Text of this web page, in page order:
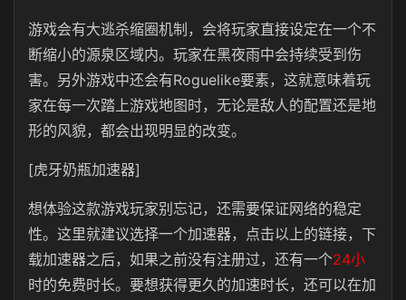
游戏会有大逃杀缩圈机制，会将玩家直接设定在一个不
断缩小的源泉区域内。玩家在黑夜雨中会持续受到伤
害。另外游戏中还会有Roguelike要素，这就意味着玩
家在每一次踏上游戏地图时，无论是敌人的配置还是地
形的风貌，都会出现明显的改变。
[虎牙奶瓶加速器]
想体验这款游戏玩家别忘记，还需要保证网络的稳定
性。这里就建议选择一个加速器，点击以上的链接，下
载加速器之后，如果之前没有注册过，还有一个24小
时的免费时长。要想获得更久的加速时长，还可以在加